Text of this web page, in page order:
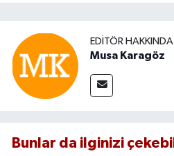
EDITÖR HAKKINDA
Musa Karagöz
Bunlar da ilginizi